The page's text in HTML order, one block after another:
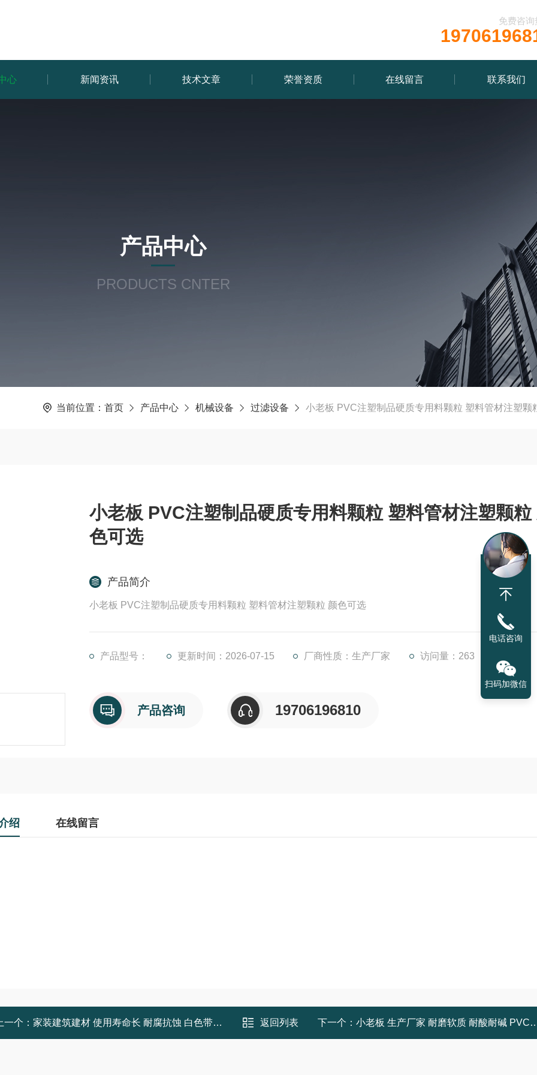
免费咨询
心 新闻资讯 技术文章 荣誉资质 在线留言 联系我们
产品中心
PRODUCTS CNTER
当前位置： 首页 产品中心 机械设备 过滤设备 小老板 PVC注塑制品硬质专用料颗粒 塑料管材注塑颗
小老板 PVC注塑制品硬质专用料颗粒 塑料管材注塑颗粒
色可选
产品简介
小老板 PVC注塑制品硬质专用料颗粒 塑料管材注塑颗粒 颜色可选
产品型号： 更新时间：2026-07-15 厂商性质：生产厂家 访问量：263
产品咨询 19706196810
绍 在线留言
一个： 家装建筑建材 使用寿命长 耐腐抗蚀 白色带孔 PVC阴角条 小老板 返回列表 下一个： 小老板 生产厂家 耐磨软质 耐酸耐碱 PVC塑料型材 家装建材
电话咨询
扫码加微信